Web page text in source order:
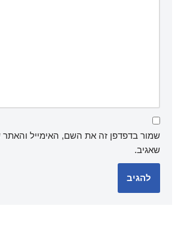
שמור בדפדפן זה את השם, האימייל
שאגיב.